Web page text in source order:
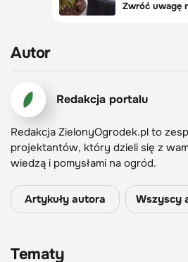
Autor
Redakcja portalu
Redakcja ZielonyOgrodek.pl to
projektantów, który dzieli się z
wiedzą i pomysłami na ogród.
Artykuły autora Wszyscy
Tematy